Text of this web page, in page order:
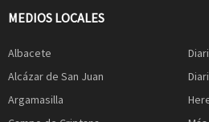
MEDIOS LOCALES
Albacete
Alcázar de San Juan
Argamasilla